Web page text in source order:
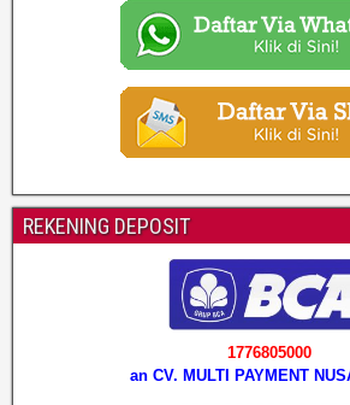
REKENING DEPOSIT
1776805000
an CV. MULTI PAYMENT